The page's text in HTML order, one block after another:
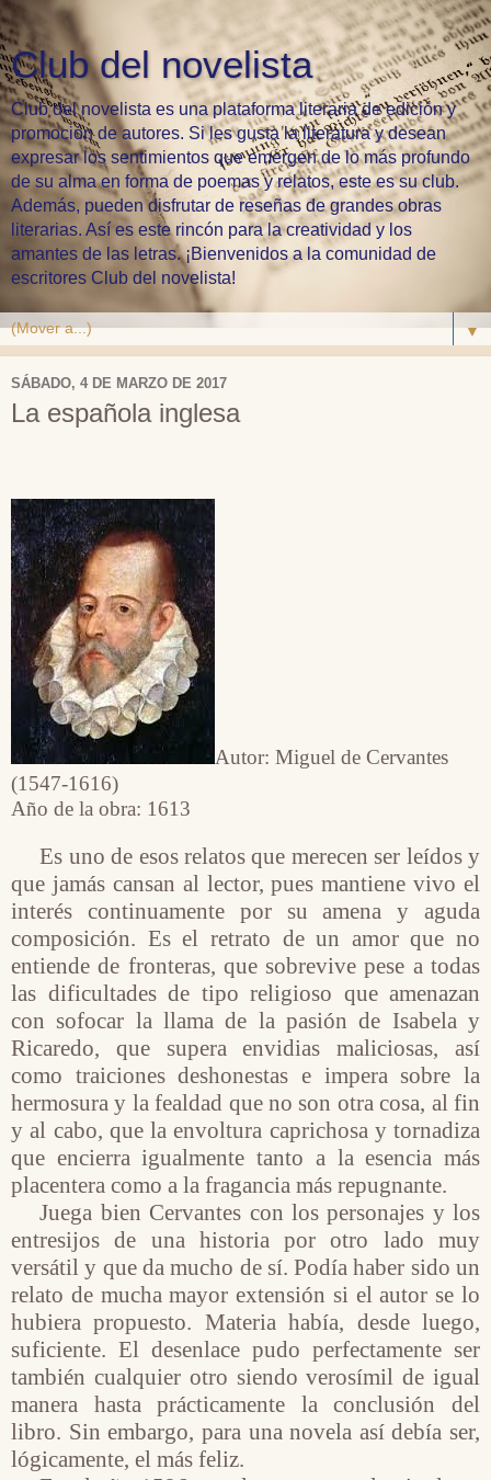
Club del novelista
Club del novelista es una plataforma literaria de edición y
promoción de autores. Si les gusta la literatura y desean
expresar los sentimientos que emergen de lo más profundo
de su alma en forma de poemas y relatos, este es su club.
Además, pueden disfrutar de reseñas de grandes obras
literarias. Así es este rincón para la creatividad y los
amantes de las letras. ¡Bienvenidos a la comunidad de
escritores Club del novelista!
▼
SÁBADO, 4 DE MARZO DE 2017
La española inglesa
Autor: Miguel de Cervantes
(1547-1616)
Año de la obra: 1613
Es uno de esos relatos que merecen ser leídos y
que jamás cansan al lector, pues mantiene vivo el
interés continuamente por su amena y aguda
composición. Es el retrato de un amor que no
entiende de fronteras, que sobrevive pese a todas
las dificultades de tipo religioso que amenazan
con sofocar la llama de la pasión de Isabela y
Ricaredo, que supera envidias maliciosas, así
como traiciones deshonestas e impera sobre la
hermosura y la fealdad que no son otra cosa, al fin
y al cabo, que la envoltura caprichosa y tornadiza
que encierra igualmente tanto a la esencia más
placentera como a la fragancia más repugnante.
Juega bien Cervantes con los personajes y los
entresijos de una historia por otro lado muy
versátil y que da mucho de sí. Podía haber sido un
relato de mucha mayor extensión si el autor se lo
hubiera propuesto. Materia había, desde luego,
suficiente. El desenlace pudo perfectamente ser
también cualquier otro siendo verosímil de igual
manera hasta prácticamente la conclusión del
libro. Sin embargo, para una novela así debía ser,
lógicamente, el más feliz.